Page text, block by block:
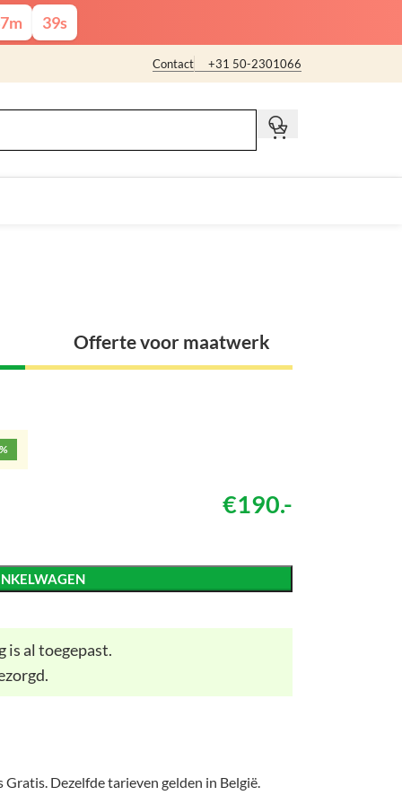
m 37s
Contact +31 50-2301066
Offerte voor maatwerk
€190.-
is al toegepast.
Dezelfde tarieven gelden in België.